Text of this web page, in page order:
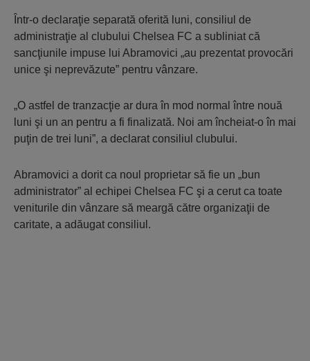
Într-o declaraţie separată oferită luni, consiliul de
administraţie al clubului Chelsea FC a subliniat că
sancţiunile impuse lui Abramovici „au prezentat provocări
unice şi neprevăzute” pentru vânzare.
„O astfel de tranzacţie ar dura în mod normal între nouă
luni şi un an pentru a fi finalizată. Noi am încheiat-o în mai
puţin de trei luni”, a declarat consiliul clubului.
Abramovici a dorit ca noul proprietar să fie un „bun
administrator” al echipei Chelsea FC şi a cerut ca toate
veniturile din vânzare să meargă către organizaţii de
caritate, a adăugat consiliul.